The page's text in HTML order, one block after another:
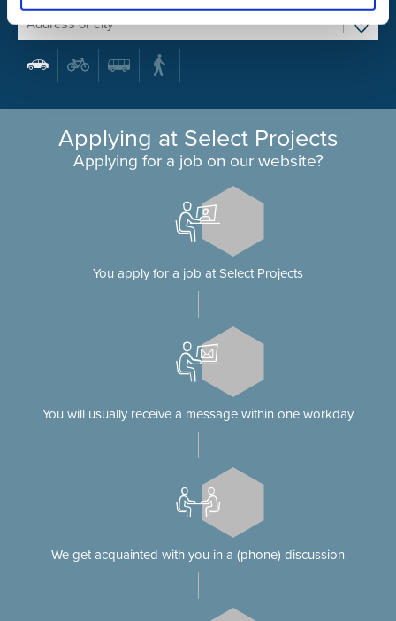
Applying at Select Projects
Applying for a job on our website?
You apply for a job at Select Projects
You will usually receive a message within one workday
We get acquainted with you in a (phone) discussion